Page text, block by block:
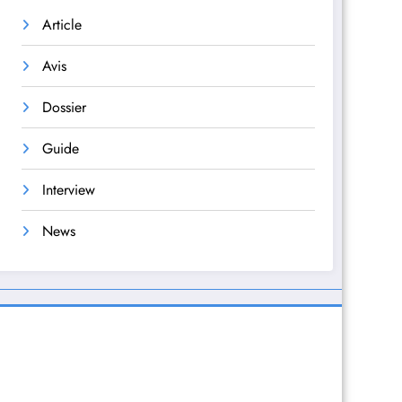
Article
Avis
Dossier
Guide
Interview
News